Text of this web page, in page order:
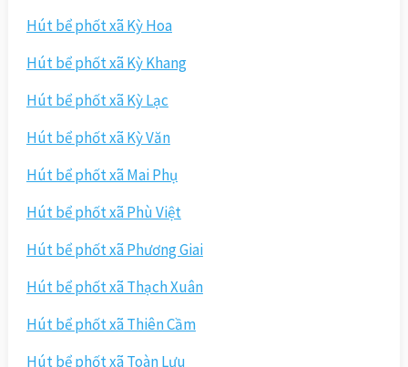
Hút bể phốt xã Kỳ Hoa
Hút bể phốt xã Kỳ Khang
Hút bể phốt xã Kỳ Lạc
Hút bể phốt xã Kỳ Văn
Hút bể phốt xã Mai Phụ
Hút bể phốt xã Phù Việt
Hút bể phốt xã Phương Giai
Hút bể phốt xã Thạch Xuân
Hút bể phốt xã Thiên Cầm
Hút bể phốt xã Toàn Lưu